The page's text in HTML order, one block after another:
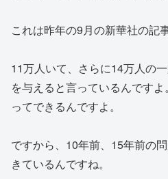
これは昨年の9月の新華社の記事
11万人いて、さらに14万人の
を与えると言っているんです
ってできるんですよ。
ですから、10年前、15年前の
きているんですね。